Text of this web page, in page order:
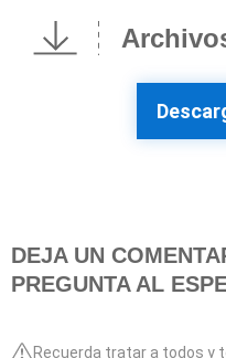
DEJA UN
PREGUNTA AL
Recuerda tratar a todos y